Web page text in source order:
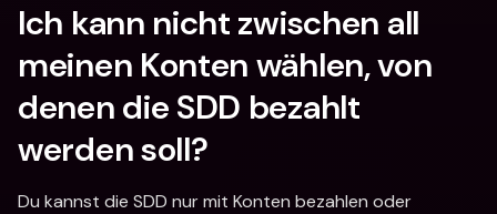
Ich kann nicht zwischen all
meinen Konten wählen, von
denen die SDD bezahlt
werden soll?
Du kannst die SDD nur mit Konten bezahlen oder